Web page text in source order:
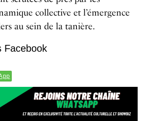
collective et l’émergence
au sein de la tanière.
Facebook